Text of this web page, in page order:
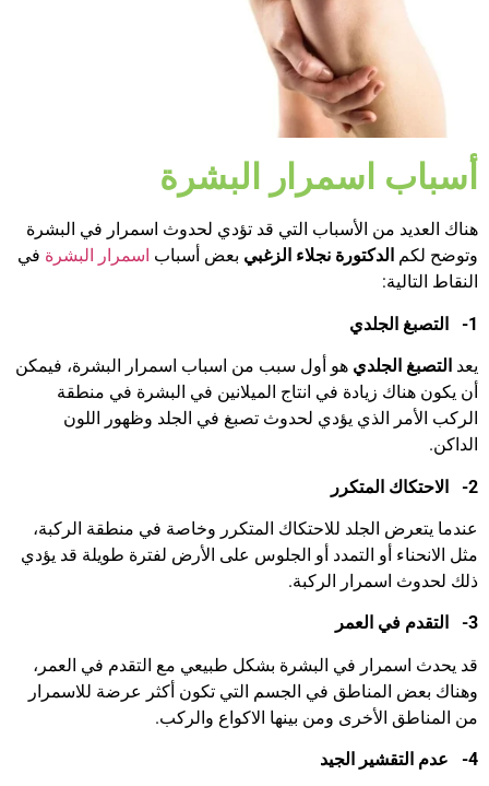
أسباب اسمرار البشرة
هناك العديد من الأسباب التي قد تؤدي لحدوث اسمرار في البشرة
وتوضح لكم الدكتورة نجلاء الزغبي بعض أسباب اسمرار البشرة في
النقاط التالية:
1- التصبغ الجلدي
يعد التصبغ الجلدي هو أول سبب من اسباب اسمرار البشرة، فيمكن
أن يكون هناك زيادة في انتاج الميلانين في البشرة في منطقة
الركب الأمر الذي يؤدي لحدوث تصبغ في الجلد وظهور اللون
الداكن.
2- الاحتكاك المتكرر
عندما يتعرض الجلد للاحتكاك المتكرر وخاصة في منطقة الركبة،
مثل الانحناء أو التمدد أو الجلوس على الأرض لفترة طويلة قد يؤدي
ذلك لحدوث اسمرار الركبة.
3- التقدم في العمر
قد يحدث اسمرار في البشرة بشكل طبيعي مع التقدم في العمر،
وهناك بعض المناطق في الجسم التي تكون أكثر عرضة للاسمرار
من المناطق الأخرى ومن بينها الاكواع والركب.
4- عدم التقشير الجيد